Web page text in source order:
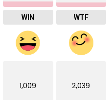
WIN WTF
1,009 2,039